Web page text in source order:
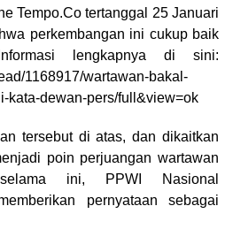
Tempo.Co tertanggal 25 Januari
perkembangan ini cukup baik
lengkapnya di sini:
1168917/wartawan-bakal-
kata-dewan-pers/full&view=ok
tersebut di atas, dan dikaitkan
poin perjuangan wartawan
ini, PPWI Nasional
pernyataan sebagai